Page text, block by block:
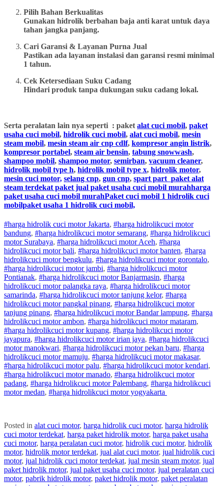
Pilih Bahan Berkualitas
Gunakan hidrolik berbahan baja anti karat untuk daya
tahan jangka panjang.
Cari Garansi & Layanan Purna Jual
Pastikan ada layanan instalasi dan garansi resmi minimal
1 tahun.
Cek Ketersediaan Suku Cadang
Hindari produk tanpa dukungan suku cadang lokal.
Serta peralatan lain nya seperti : paket alat cuci mobil, paket
usaha cuci mobil, hidrolik cuci mobil, alat cuci mobil, mesin
steam mobil, mesin steam air cnp cdlf, kompresor angin listrik,
kompresor portabel, steam air bensin, tabung snowwash,
shampoo mobil, shampoo motor, semirban, vacuum cleaner,
hidrolik mobil type h, hidrolik mobil type x, hidrolik motor,
mesin cuci motor, selang cnp, gun cnp, spart part paket alat
steam terdekat paket jual paket usaha cuci mobil murahharga
paket usaha cuci mobil murahPaket cuci mobil 1 hidrolik cuci
mobilpaket usaha 1 hidrolik cuci mobil,
#harga hidrolik cuci motor Jakarta, #harga hidrolikcuci motor
bandung, #harga hidrolikcuci motorsemarang, #harga hidrolikcuci
motorSurabaya, #harga hidrolikcuci motorAceh, #harga
hidrolikcuci motorbali, #harga hidrolikcuci motorbanten, #harga
hidrolikcuci motorbengkulu, #harga hidrolikcuci motorgorontalo,
#harga hidrolikcuci motorjambi, #harga hidrolikcuci motor
Pontianak, #harga hidrolikcuci motorBanjarmasin, #harga
hidrolikcuci motorpalangka raya, #harga hidrolikcuci motor
samarinda, #harga hidrolikcuci motortanjung kelor, #harga
hidrolikcuci motorpangkal pinang, #harga hidrolikcuci motor
tanjung pinang, #harga hidrolikcuci motorBandar lampung, #harga
hidrolikcuci motorambon, #harga hidrolikcuci motormataram,
#harga hidrolikcuci motorkupang, #harga hidrolikcuci motor
jayapura, #harga hidrolikcuci motoririan jaya, #harga hidrolikcuci
motormanokwari, #harga hidrolikcuci motorpekan baru, #harga
hidrolikcuci motormamuju, #harga hidrolikcuci motormakasar,
#harga hidrolikcuci motorpalu, #harga hidrolikcuci motorkendari,
#harga hidrolikcuci motormanado, #harga hidrolikcuci motor
padang, #harga hidrolikcuci motorPalembang, #harga hidrolikcuci
motormedan, #harga hidrolikcuci motoryogyakarta
Posted in alat cuci motor, harga hidrolik cuci motor, harga hidrolik
cuci motor terdekat, harga paket hidrolik motor, harga paket usaha
cuci motor, harga peralatan cuci motor, hidrolik cuci motor, hidrolik
motor, hidrolik motor terdekat, jual alat cuci motor, jual hidrolik cuci
motor, jual hidrolik cuci motor terdekat, jual mesin steam motor, jual
paket hidrolik motor, jual paket usaha cuci motor, jual peralatan cuci
motor, pabrik hidrolik motor, paket hidrolik motor, paket peralatan